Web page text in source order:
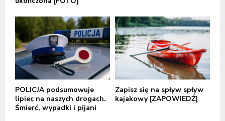
POLICJA podsumowuje
lipiec na naszych drogach.
Śmierć, wypadki i pijani
Zapisz się na spływ spływ
kajakowy [ZAPOWIEDŹ]